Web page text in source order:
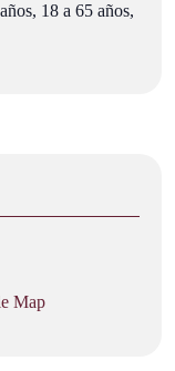
18 a 65 años,
Map